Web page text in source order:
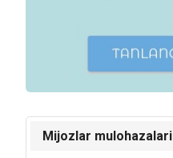
Mijozlar mulohazalari